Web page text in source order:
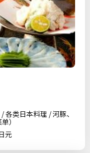
类日本料理 / 河豚、
）
元